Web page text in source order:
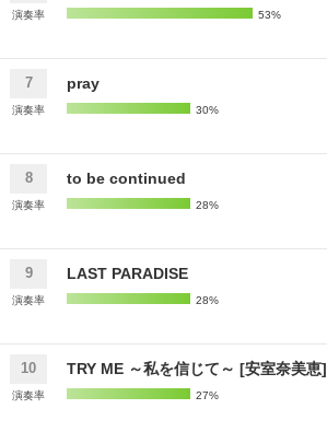
演奏率
53%
7 pray
演奏率
30%
8 to be continued
演奏率
28%
9 LAST PARADISE
演奏率
28%
10 TRY ME ～私を信じて～ [安室奈美恵]
演奏率
27%